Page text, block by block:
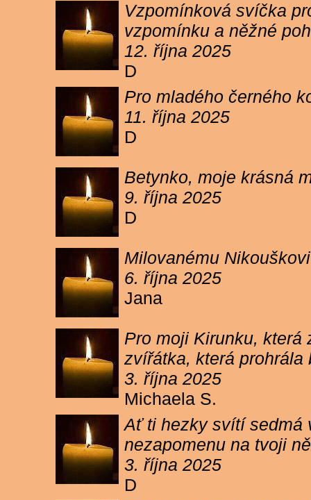
Vzpomínková svíčka
vzpomínku a něžné
12. října 2025
D
Pro mladého černého
11. října 2025
D
Betynko, moje krásná
9. října 2025
D
Milovanému
6. října 2025
Jana
Pro moji Kirunku, která
zvířátka, která prohrála
3. října 2025
Michaela S.
Ať ti hezky svítí sedmá
nezapomenu na tvoji
3. října 2025
D